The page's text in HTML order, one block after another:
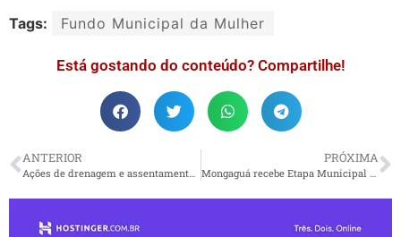
Tags: Fundo Municipal da Mulher
Está gostando do conteúdo? Compartilhe!
ANTERIOR
Ações de drenagem e assentamento contemplam Agenor de Campos
PRÓXIMA
Mongaguá recebe Etapa Municipal de Saúde da 9ª Conferência Estadual para discutir o futuro do SUS